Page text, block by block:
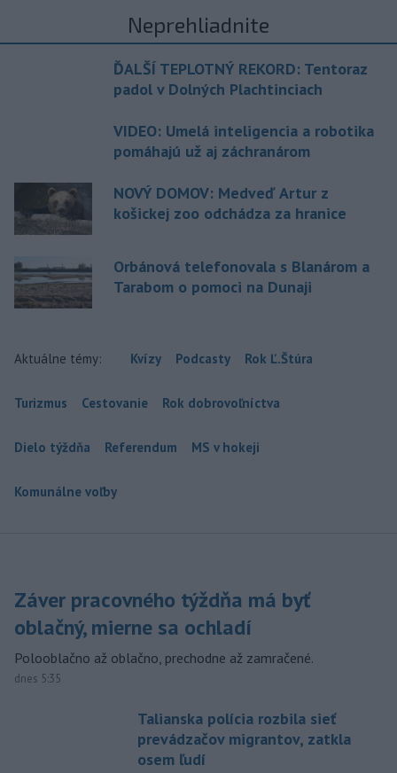
Neprehliadnite
ĎALŠÍ TEPLOTNÝ REKORD: Tentoraz
padol v Dolných Plachtinciach
VIDEO: Umelá inteligencia a robotika
pomáhajú už aj záchranárom
NOVÝ DOMOV: Medveď Artur z
košickej zoo odchádza za hranice
Orbánová telefonovala s Blanárom a
Tarabom o pomoci na Dunaji
Aktuálne témy: Kvízy Podcasty Rok Ľ.Štúra
Turizmus Cestovanie Rok dobrovoľníctva
Dielo týždňa Referendum MS v hokeji
Komunálne voľby
Záver pracovného týždňa má byť
oblačný, mierne sa ochladí
Polooblačno až oblačno, prechodne až zamračené.
dnes 5:35
Talianska polícia rozbila sieť
prevádzačov migrantov, zatkla
osem ľudí